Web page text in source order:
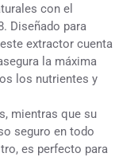
con el
Diseñado para
extractor cuenta
la máxima
los nutrientes y
mientras que su
seguro en todo
es perfecto para